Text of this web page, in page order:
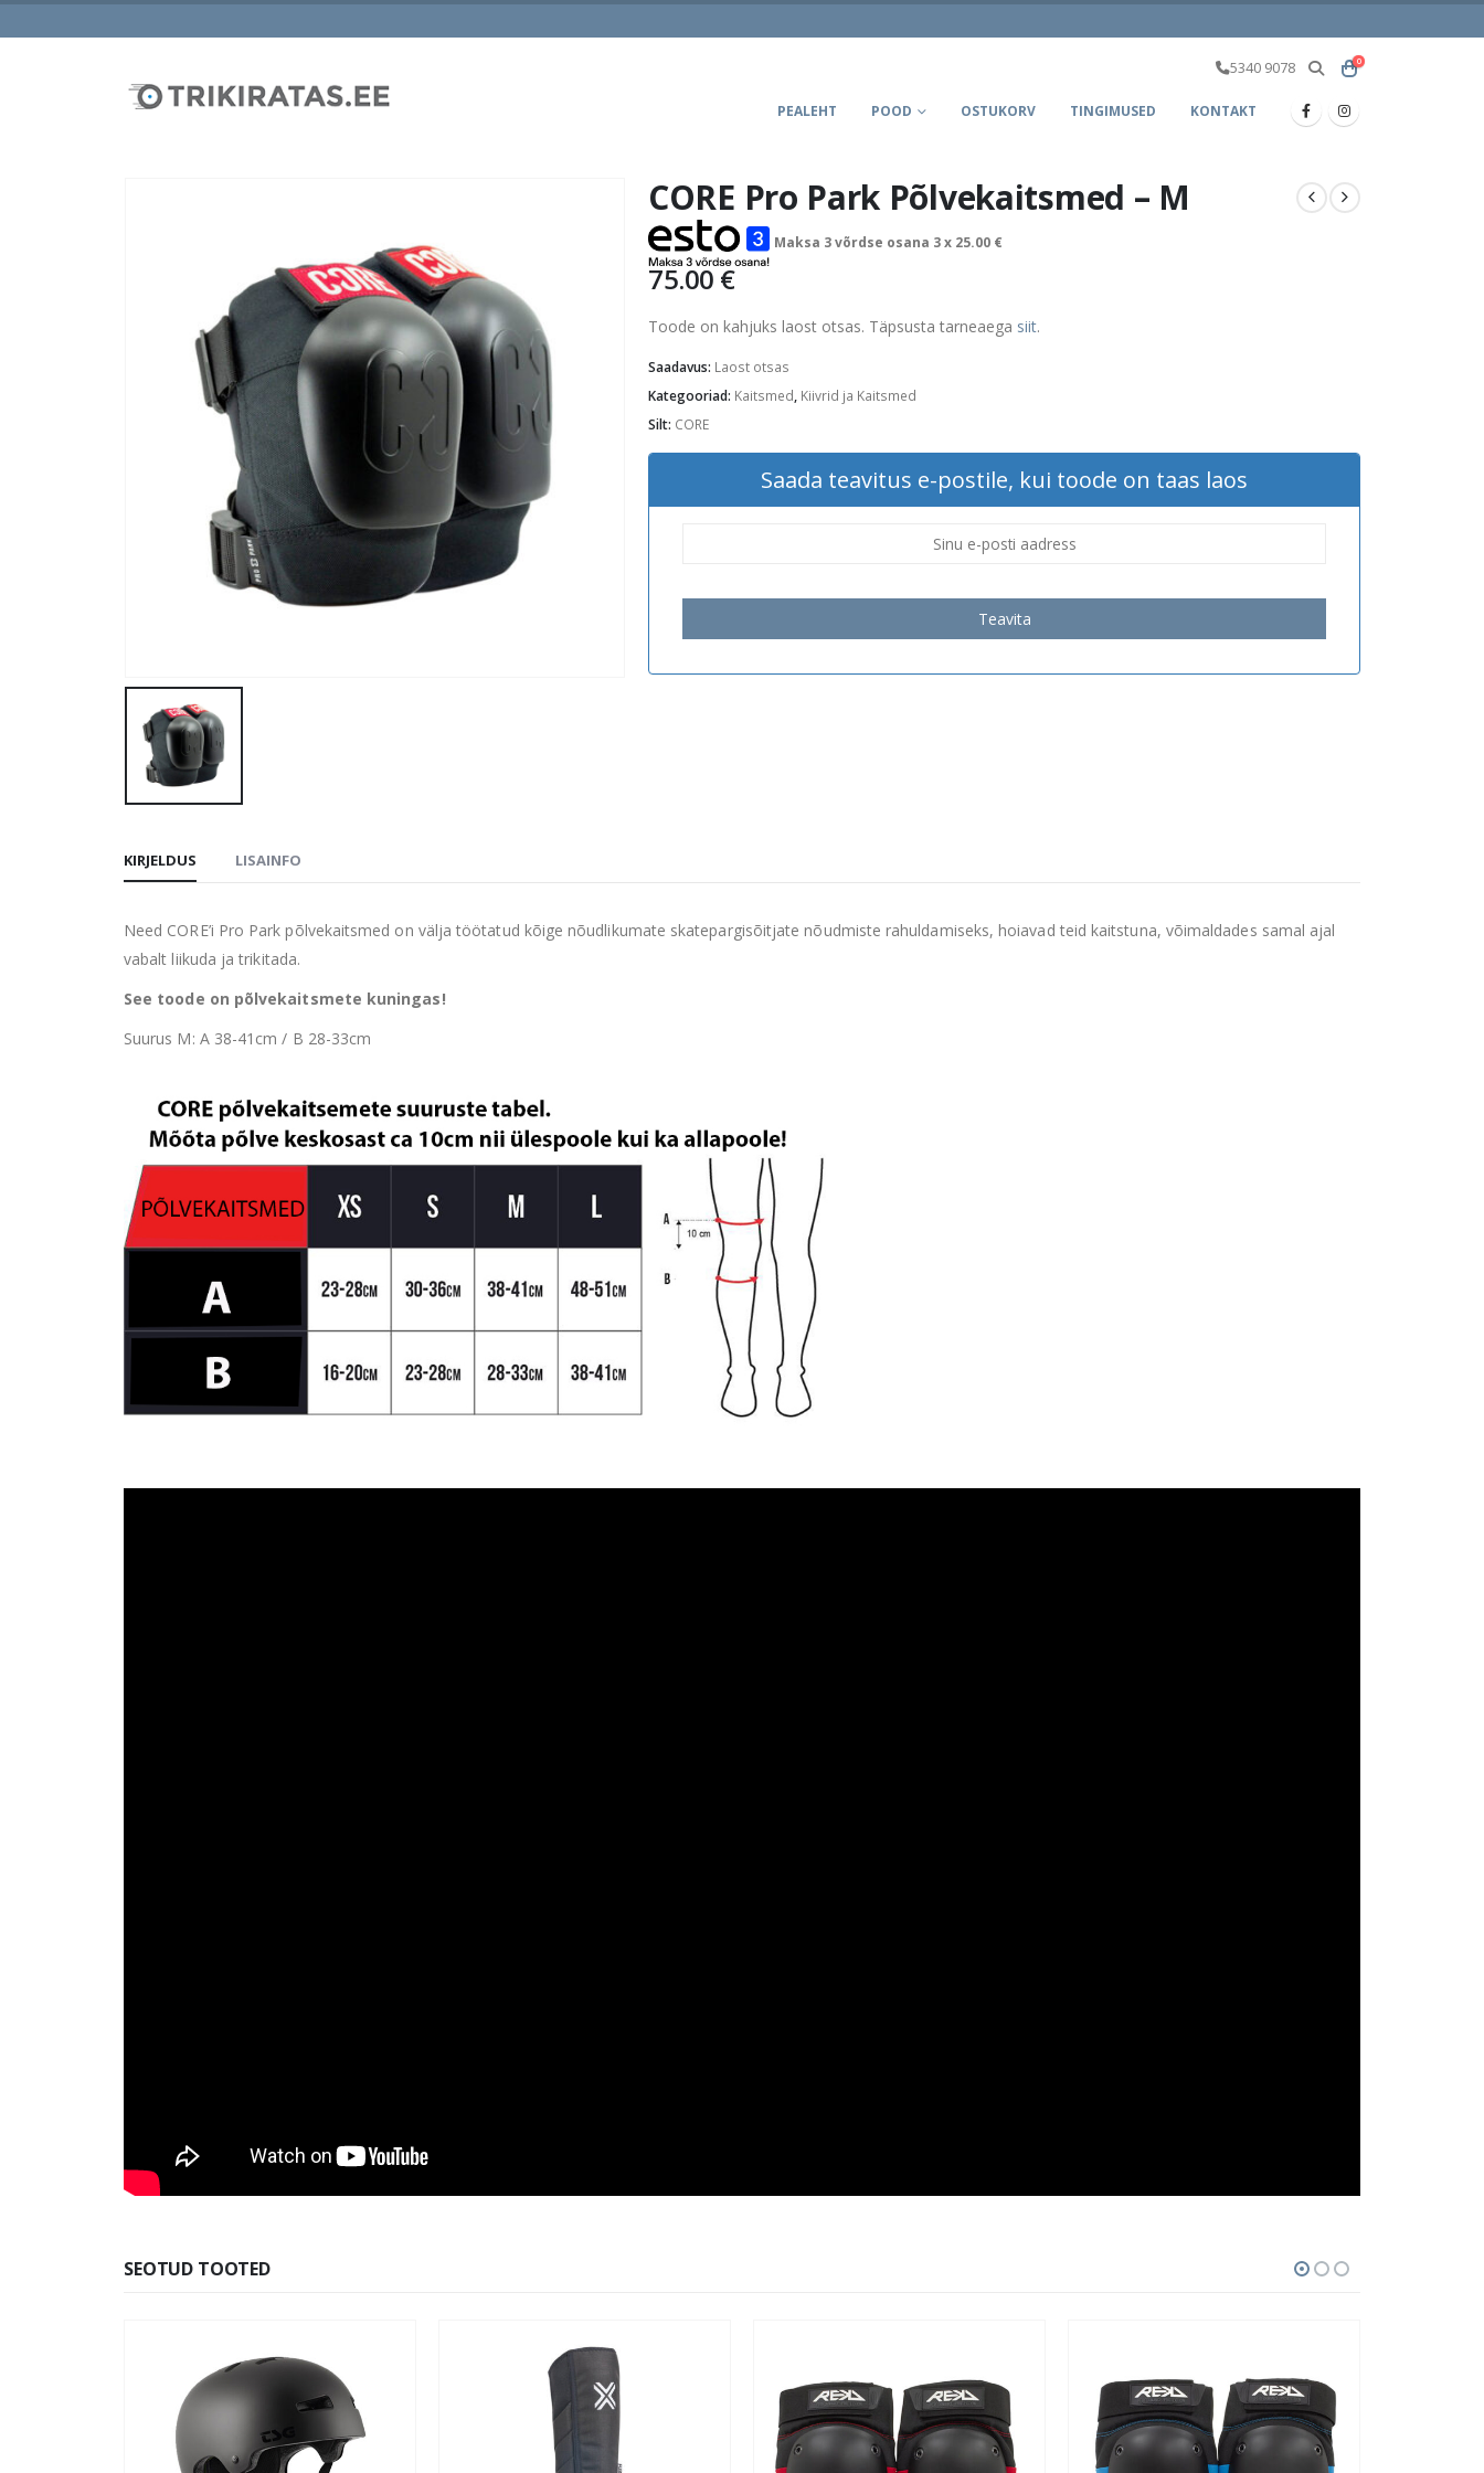
5340 9078 0
PEALEHT POOD OSTUKORV TINGIMUSED KONTAKT
CORE Pro Park Põlvekaitsmed – M
Maksa 3 võrdse osana 3 x 25.00 €
75.00 €
Toode on kahjuks laost otsas. Täpsusta tarneaega siit.
Saadavus: Laost otsas
Kategooriad: Kaitsmed, Kiivrid ja Kaitsmed
Silt: CORE
Saada teavitus e-postile, kui toode on taas laos
Teavita
KIRJELDUS LISAINFO
Need CORE’i Pro Park põlvekaitsmed on välja töötatud kõige nõudlikumate skatepargisõitjate nõudmiste rahuldamiseks, hoiavad teid kaitstuna, võimaldades samal ajal
vabalt liikuda ja trikitada.
See toode on põlvekaitsmete kuningas!
Suurus M: A 38-41cm / B 28-33cm
SEOTUD TOOTED